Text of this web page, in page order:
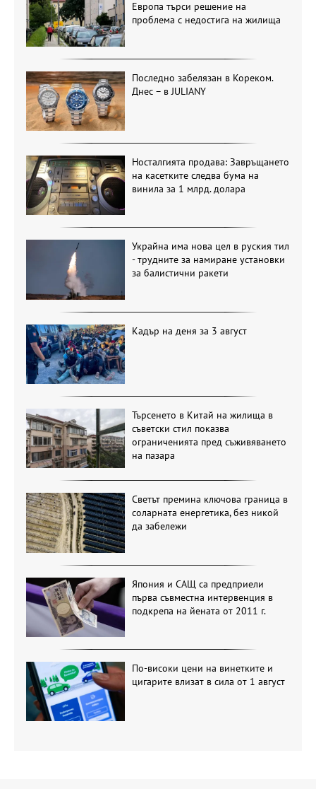
Европа търси решение на
проблема с недостига на жилища
Последно забелязан в Кореком.
Днес – в JULIANY
Носталгията продава: Завръщането
на касетките следва бума на
винила за 1 млрд. долара
Украйна има нова цел в руския тил
- трудните за намиране установки
за балистични ракети
Кадър на деня за 3 август
Търсенето в Китай на жилища в
съветски стил показва
ограниченията пред съживяването
на пазара
Светът премина ключова граница в
соларната енергетика, без никой
да забележи
Япония и САЩ са предприели
първа съвместна интервенция в
подкрепа на йената от 2011 г.
По-високи цени на винетките и
цигарите влизат в сила от 1 август